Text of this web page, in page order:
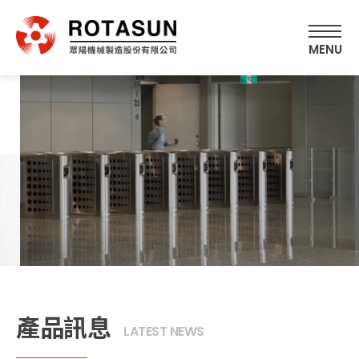
產品訊息 LATEST NEWS